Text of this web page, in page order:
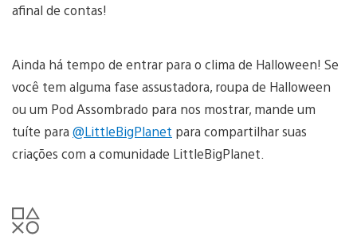
afinal de contas!
Ainda há tempo de entrar para o clima de Halloween! Se
você tem alguma fase assustadora, roupa de Halloween
ou um Pod Assombrado para nos mostrar, mande um
tuíte para@LittleBigPlanet para compartilhar suas
criações com a comunidade LittleBigPlanet.